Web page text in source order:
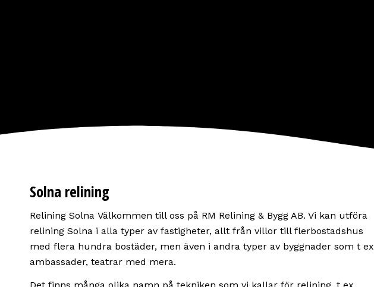
Solna relining
Relining Solna Välkommen till oss på RM Relining & Bygg AB. Vi kan utföra
relining Solna i alla typer av fastigheter, allt från villor till flerbostadshus
med flera hundra bostäder, men även i andra typer av byggnader som t ex
ambassader, teatrar med mera.